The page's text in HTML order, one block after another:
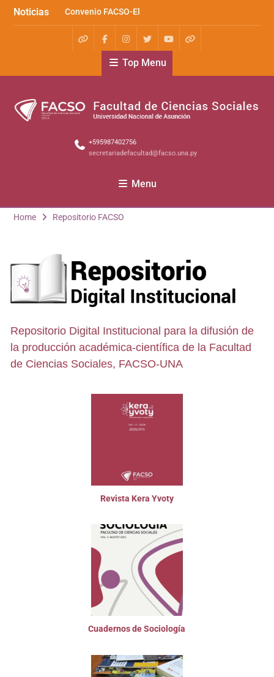
Noticias
Convenio FACSO-El
Cántaro
Kera yvoty en SciELO
Convenio FACSO – Ateneo
Top Menu
+595987402756
secretariadefacultad@facso.una.py
Menu
Home Repositorio FACSO
Repositorio Digital Institucional para la difusión de
la producción académica-científica de la Facultad
de Ciencias Sociales, FACSO-UNA
Revista Kera Yvoty
Cuadernos de Sociología